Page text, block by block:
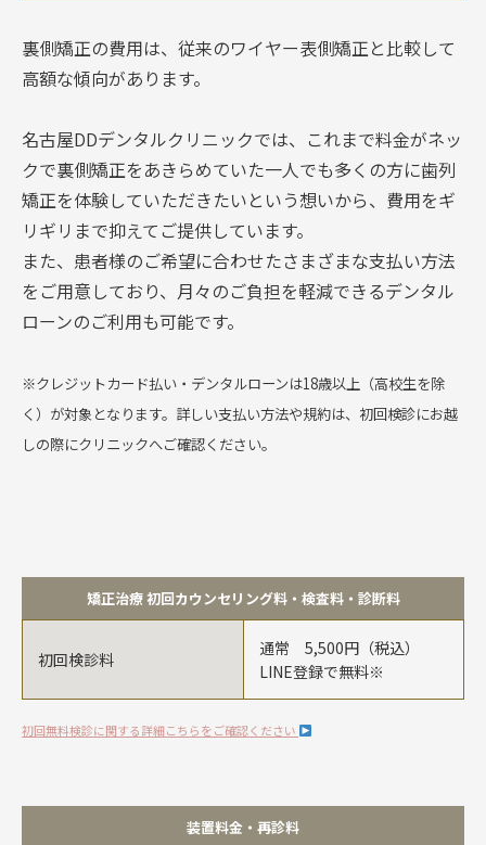
裏側矯正の費用は、従来のワイヤー表側矯正と比較して
高額な傾向があります。
名古屋DDデンタルクリニックでは、これまで料金がネッ
クで裏側矯正をあきらめていた一人でも多くの方に歯列
矯正を体験していただきたいという想いから、費用をギ
リギリまで抑えてご提供しています。
また、患者様のご希望に合わせたさまざまな支払い方法
をご用意しており、月々のご負担を軽減できるデンタル
ローンのご利用も可能です。
※クレジットカード払い・デンタルローンは18歳以上（高校生を除
く）が対象となります。詳しい支払い方法や規約は、初回検診にお越
しの際にクリニックへご確認ください。
矯正治療 初回カウンセリング料・検査料・診断料
初回検診料
通常 5,500円（税込）
LINE登録で無料※
初回無料検診に関する詳細こちらをご確認ください
装置料金・再診料